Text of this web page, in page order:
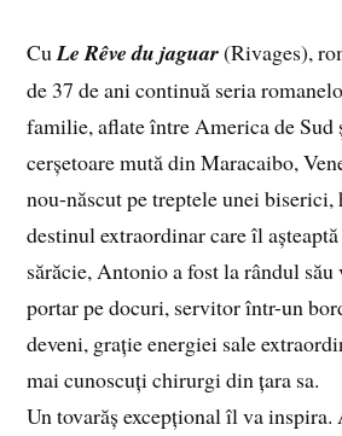
CuLe Rêve du jaguar(Rivages),
de 37 de ani continuă seria
familie, aflate între America de Sud
cerșetoare mută din Maracaibo,
nou-născut pe treptele unei biserici,
destinul extraordinar care îl
sărăcie, Antonio a fost la rândul
portar pe docuri, servitor într-un
deveni, grație energiei sale
mai cunoscuți chirurgi din țara sa.
Un tovarăș excepțional îl va inspira.